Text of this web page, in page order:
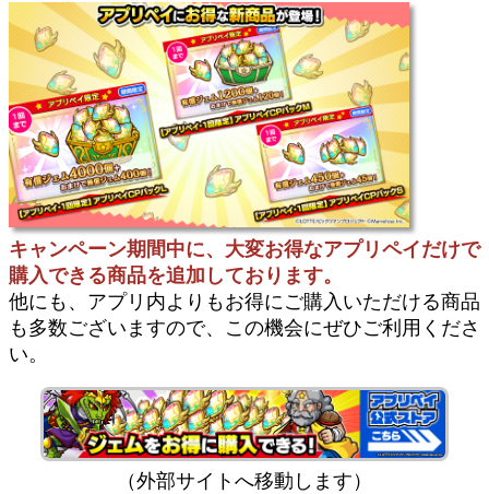
キャンペーン期間中に、大変お得なアプリペイだけで
購入できる商品を追加しております。
他にも、アプリ内よりもお得にご購入いただける商品
も多数ございますので、この機会にぜひご利用くださ
い。
（外部サイトへ移動します）